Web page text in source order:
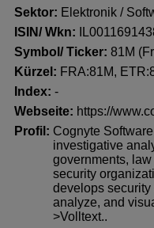
Sektor: Elektronik /
ISIN/ Wkn:
Symbol/ Ticker: 81M
Kürzel: FRA:81M,
Index: -
Webseite: https://
Profil: Cognyte
investigative
governments,
security
develops
analyze, and
>Volltext..